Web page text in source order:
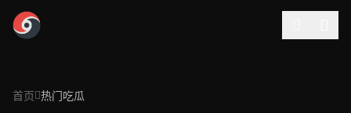
跳过导航
首页 热门吃瓜